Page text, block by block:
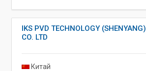
IKS PVD TECHNOLOGY (SHENYANG)
CO. LTD
Китай